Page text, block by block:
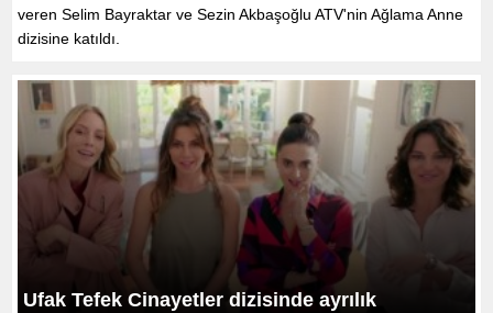
veren Selim Bayraktar ve Sezin Akbaşoğlu ATV'nin Ağlama Anne
dizisine katıldı.
Ufak Tefek Cinayetler dizisinde ayrılık